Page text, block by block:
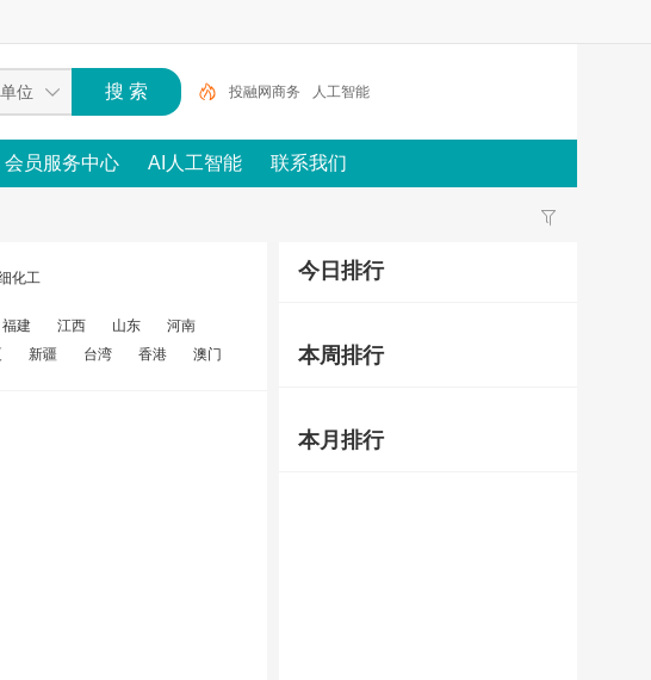
投融网商务 人工智能
会员服务中心 AI人工智能 联系我们
化工
福建 江西 山东
河南
新疆 台湾 香港 澳门
今日排行
本周排行
本月排行